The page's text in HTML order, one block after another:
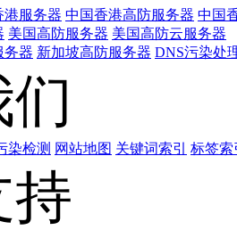
港服务器 中国香港高防服务器 中国
美国高防服务器 美国高防云服务器
务器 新加坡高防服务器 DNS污染处
染检测 网站地图 关键词索引 标签索
持